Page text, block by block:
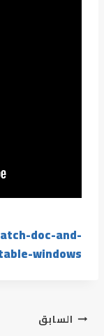
doc-and-
windows/
السابق